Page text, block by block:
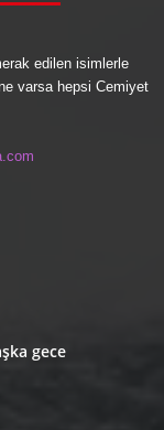
edilen isimlerle
varsa hepsi Cemiyet
gece